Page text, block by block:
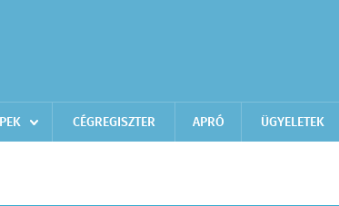
CÉGREGISZTER APRÓ ÜGYELETEK